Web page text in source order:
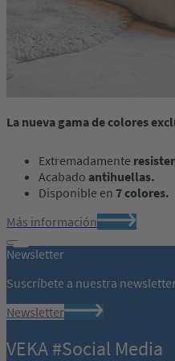
La nueva gama de colores
Extremadamente
Acabado antihuellas.
Disponible en 7 colores.
Más información
Newsletter
Suscríbete a nuestra
Newsletter
VEKA #Social Media